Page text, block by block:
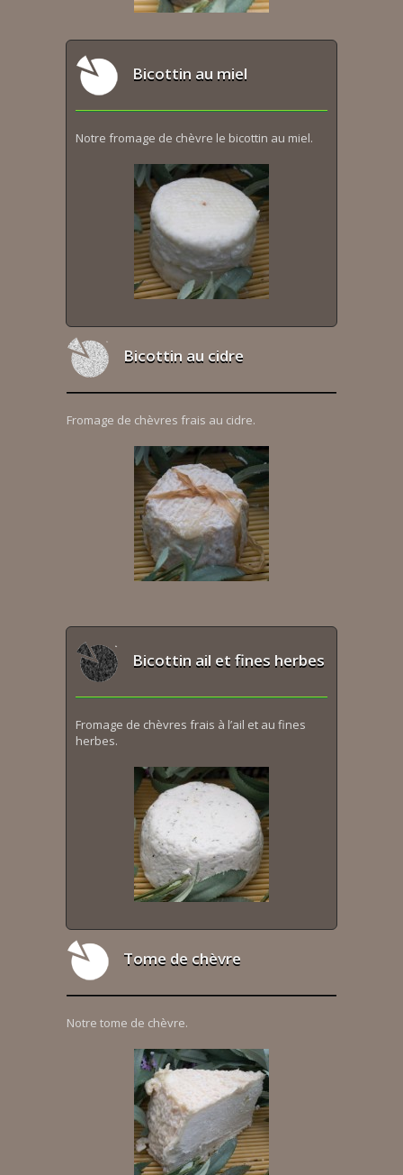
Bicottin au miel
Notre fromage de chèvre le bicottin au miel.
Bicottin au cidre
Fromage de chèvres frais au cidre.
Bicottin ail et fines herbes
Fromage de chèvres frais à l’ail et au fines
herbes.
Tome de chèvre
Notre tome de chèvre.